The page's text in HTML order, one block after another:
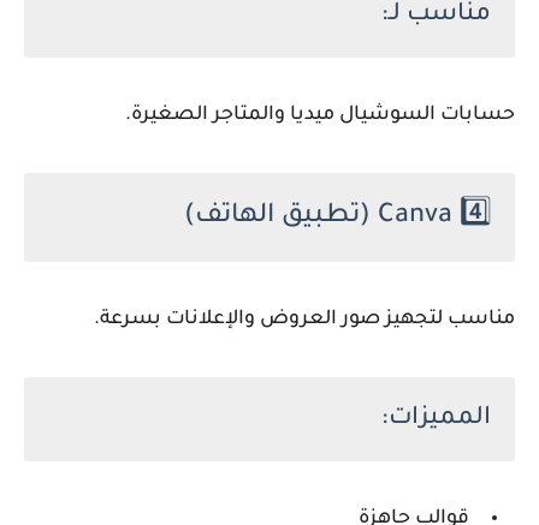
مناسب لـ:
حسابات السوشيال ميديا والمتاجر الصغيرة.
4️⃣
Canva (تطبيق الهاتف)
مناسب لتجهيز صور العروض والإعلانات بسرعة.
المميزات:
قوالب جاهزة